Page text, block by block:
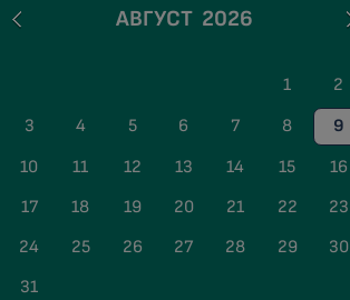
АВГУСТ 2026
1
2
3
4 5 6 7 8
9
10
11 12 13 14 15
16
17
18 19 20 21 22
23
24
25 26 27 28 29
30
31